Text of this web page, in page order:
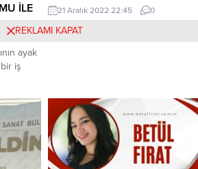
İLE
Yorum
ayak
iş
bir
en
var
21 Aralık 2022 22:45 0
REKLAMI KAPAT